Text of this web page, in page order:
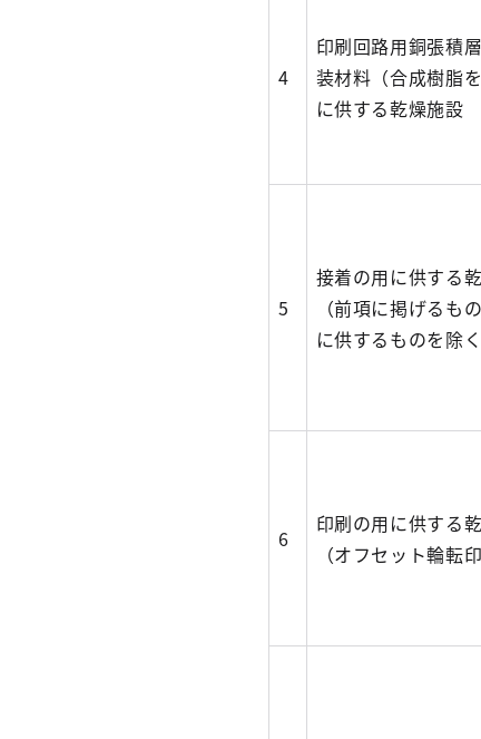
4
印刷回路用銅張積
装材料（合成樹脂
に供する乾燥施設
5
接着の用に供する
（前項に掲げるも
に供するものを除く
6
印刷の用に供する
（オフセット輪転